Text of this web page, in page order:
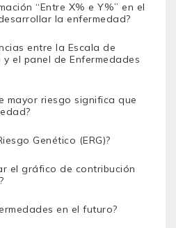
“Entre X% e Y%” en el
la enfermedad?
entre la Escala de
y el panel de Enfermedades
mayor riesgo significa que
Genético (ERG)?
el gráfico de contribución
en el futuro?